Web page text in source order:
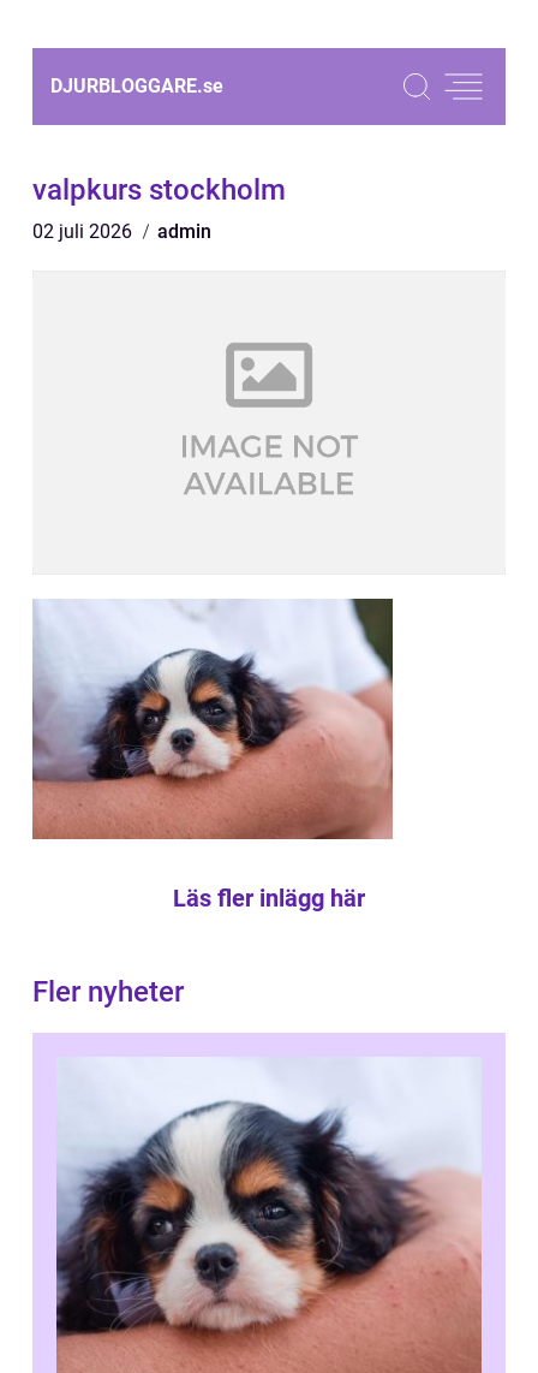
DJURBLOGGARE.se
valpkurs stockholm
02 juli 2026 admin
Läs fler inlägg här
Fler nyheter